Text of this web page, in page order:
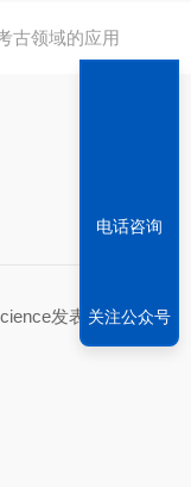
古领域的应用
发表了M
电话咨询
关注公众号